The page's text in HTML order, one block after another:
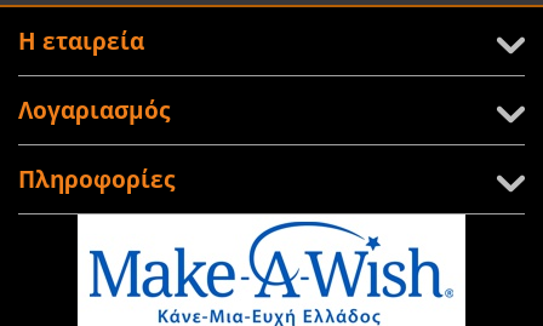
Η εταιρεία
Λογαριασμός
Πληροφορίες